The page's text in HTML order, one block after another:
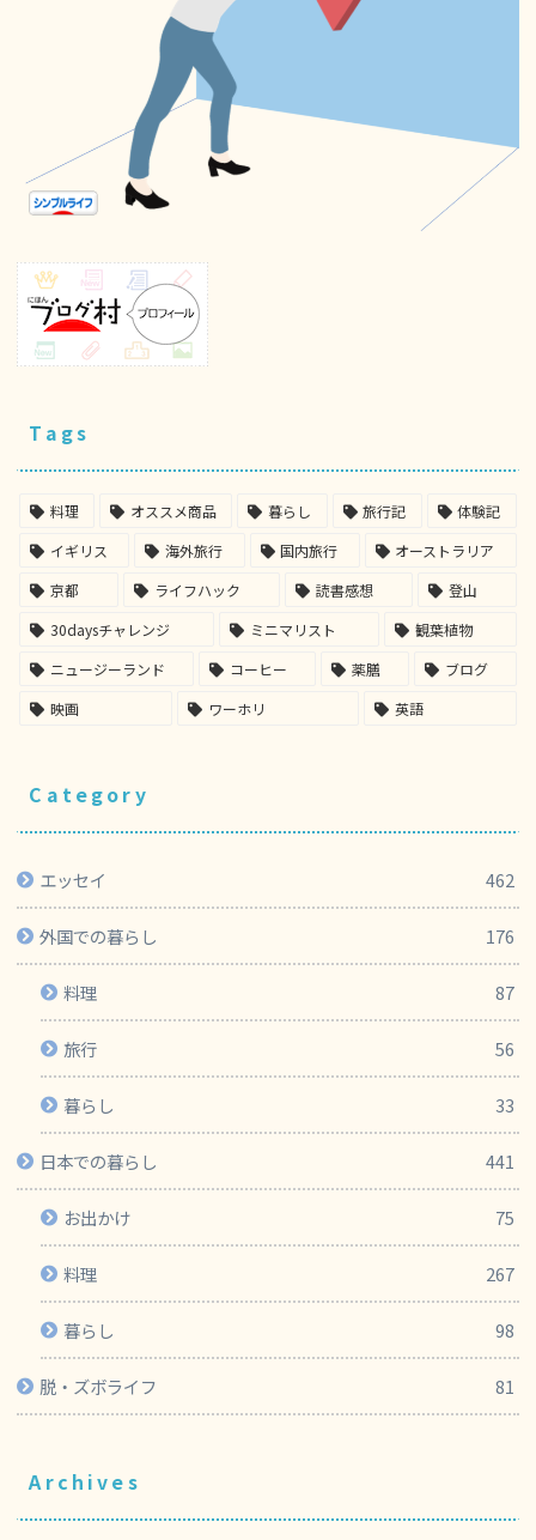
Tags
料理 オススメ商品 暮らし 旅行記
体験記
イギリス
海外旅行 国内旅行
オーストラリア
京都
ライフハック 読書感想
登山
30daysチャレンジ
ミニマリスト
観葉植物
ニュージーランド
コーヒー 薬膳
ブログ
映画
ワーホリ 英語
Category
エッセイ 462
外国での暮らし 176
料理 87
旅行 56
暮らし 33
日本での暮らし 441
お出かけ 75
料理 267
暮らし 98
脱・ズボライフ 81
Archives